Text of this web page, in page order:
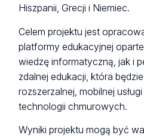
Hiszpanii, Grecji i Niemiec.
Celem projektu jest
platformy edukacyjnej
wiedzę informatyczną, jak i
zdalnej edukacji, która
rozszerzalnej, mobilnej
technologii chmurowych.
Wyniki projektu mogą być